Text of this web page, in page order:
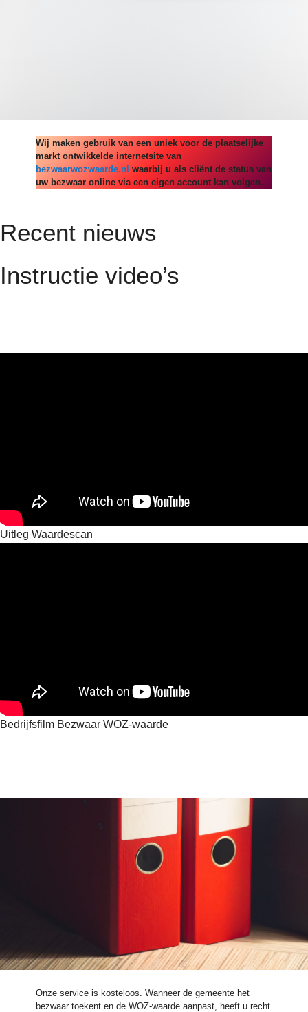
Wij maken gebruik van een uniek voor de plaatselijke
markt ontwikkelde internetsite van
bezwaarwozwaarde.nl waarbij u als cliënt de status van
uw bezwaar online via een eigen account kan volgen.
Recent nieuws
Instructie video’s
Uitleg Waardescan
Bedrijfsfilm Bezwaar WOZ-waarde
Onze service is kosteloos. Wanneer de gemeente het
bezwaar toekent en de WOZ-waarde aanpast, heeft u recht